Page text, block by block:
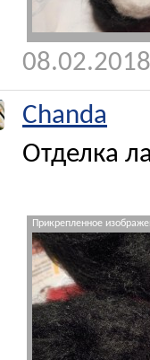
Chanda
Отделка
Прикрепленное